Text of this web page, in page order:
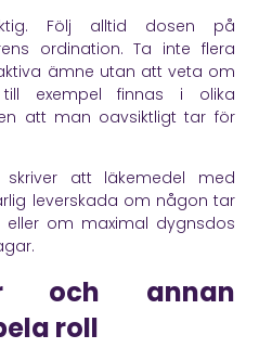
Följ alltid dosen på
ordination. Ta inte flera
ämne utan att veta om
exempel finnas i olika
att man oavsiktligt tar för
skriver att läkemedel med
leverskada om någon tar
om maximal dygnsdos
och annan
roll